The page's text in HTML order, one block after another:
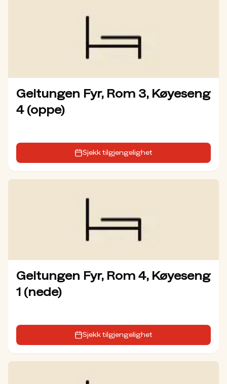
Geitungen Fyr, Rom 3, Køyeseng
4 (oppe)
Sjekk tilgjengelighet
Geitungen Fyr, Rom 4, Køyeseng
1 (nede)
Sjekk tilgjengelighet